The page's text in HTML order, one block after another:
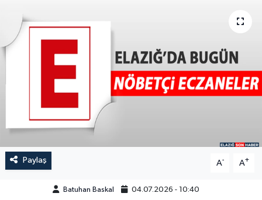
Paylaş A- A+
Batuhan Baskal 04.07.2026 - 10:40
GÜNDEM
HABERDE İNSAN
MAGAZİN
MEDYA
ÖZEL HABER